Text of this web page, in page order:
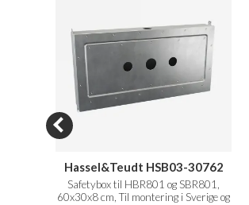
Hassel&Teudt HSB03-30762
Safetybox til HBR801 og SBR801,
60x30x8 cm, Til montering i Sverige og